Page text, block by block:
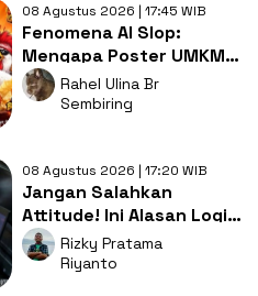
08 Agustus 2026 | 17:45 WIB
Fenomena AI Slop:
Mengapa Poster UMKM
Makin Seragam dan Bikin
Kita Bosan?
Rahel Ulina Br
Sembiring
08 Agustus 2026 | 17:20 WIB
Jangan Salahkan
Attitude! Ini Alasan Logis
Kenapa Gen Z Susah Cari
Kerja
Rizky Pratama
Riyanto